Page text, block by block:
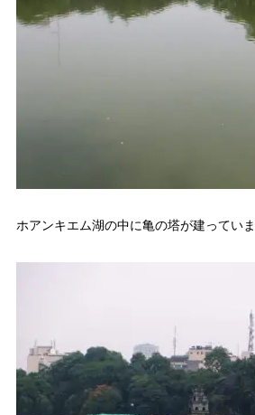
ホアンキエム湖の中に亀の塔が建ってい